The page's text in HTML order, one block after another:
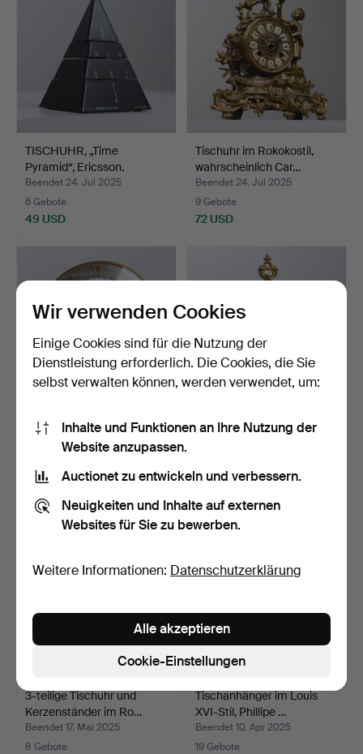
TISCHUHR, „Time
Pyramid“, Ericsson.
Beendet 24. Jul 2025
6 Gebote
49 USD
Tischuhr im Rokokostil,
wahrscheinlich Car…
Beendet 24. Jul 2025
9 Gebote
72 USD
IMHOF, „Weltzeituhr“, eine
Schweizer Tisch…
Beendet 16. Jul 2025
17 Gebote
Tischuhr im Rokokostil,
erste Hälfte des 2…
5 Gebote
3-teilige Tischuhr und
Kerzenständer im Ro…
Beendet 17. Mai 2025
8 Gebote
Tischanhänger im Louis
XVI-Stil, Phillipe …
Beendet 10. Apr 2025
19 Gebote
Wir verwenden Cookies
Einige Cookies sind für die Nutzung der
Dienstleistung erforderlich. Die Cookies, die Sie
selbst verwalten können, werden verwendet, um:
Inhalte und Funktionen an Ihre Nutzung der
Website anzupassen.
Auctionet zu entwickeln und verbessern.
Neuigkeiten und Inhalte auf externen
Websites für Sie zu bewerben.
Weitere Informationen: Datenschutzerklärung
Cookie-Einstellungen
Alle akzeptieren